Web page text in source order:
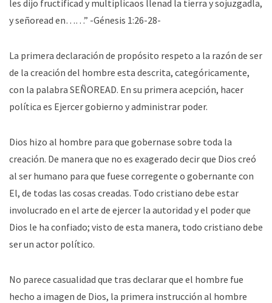
les dijo fructificad y multiplicaos llenad la tierra y sojuzgadla,
y señoread en……” -Génesis 1:26-28-
La primera declaración de propósito respeto a la razón de ser
de la creación del hombre esta descrita, categóricamente,
con la palabra SEÑOREAD. En su primera acepción, hacer
política es Ejercer gobierno y administrar poder.
Dios hizo al hombre para que gobernase sobre toda la
creación. De manera que no es exagerado decir que Dios creó
al ser humano para que fuese corregente o gobernante con
El, de todas las cosas creadas. Todo cristiano debe estar
involucrado en el arte de ejercer la autoridad y el poder que
Dios le ha confiado; visto de esta manera, todo cristiano debe
ser un actor político.
No parece casualidad que tras declarar que el hombre fue
hecho a imagen de Dios, la primera instrucción al hombre